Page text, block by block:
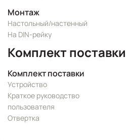
Монтаж
Настольный/настенный
На DIN-рейку
Комплект поставки
Комплект поставки
Устройство
Краткое руководство
пользователя
Отвертка